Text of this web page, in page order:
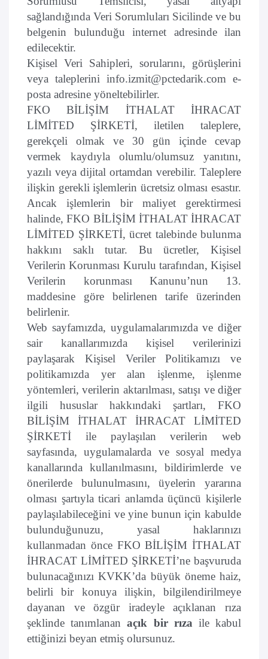
sağlandığında Veri Sorumluları Sicilinde ve bu
belgenin bulunduğu internet adresinde ilan
edilecektir.
Kişisel Veri Sahipleri, sorularını, görüşlerini
veya taleplerini info.izmit@pctedarik.com e-
posta adresine yöneltebilirler.
FKO BİLİŞİM İTHALAT İHRACAT
LİMİTED ŞİRKETİ, iletilen taleplere,
gerekçeli olmak ve 30 gün içinde cevap
vermek kaydıyla olumlu/olumsuz yanıtını,
yazılı veya dijital ortamdan verebilir. Taleplere
ilişkin gerekli işlemlerin ücretsiz olması esastır.
Ancak işlemlerin bir maliyet gerektirmesi
halinde, FKO BİLİŞİM İTHALAT İHRACAT
LİMİTED ŞİRKETİ, ücret talebinde bulunma
hakkını saklı tutar. Bu ücretler, Kişisel
Verilerin Korunması Kurulu tarafından, Kişisel
Verilerin korunması Kanunu’nun 13.
maddesine göre belirlenen tarife üzerinden
belirlenir.
Web sayfamızda, uygulamalarımızda ve diğer
sair kanallarımızda kişisel verilerinizi
paylaşarak Kişisel Veriler Politikamızı ve
politikamızda yer alan işlenme, işlenme
yöntemleri, verilerin aktarılması, satışı ve diğer
ilgili hususlar hakkındaki şartları, FKO
BİLİŞİM İTHALAT İHRACAT LİMİTED
ŞİRKETİ ile paylaşılan verilerin web
sayfasında, uygulamalarda ve sosyal medya
kanallarında kullanılmasını, bildirimlerde ve
önerilerde bulunulmasını, üyelerin yararına
olması şartıyla ticari anlamda üçüncü kişilerle
paylaşılabileceğini ve yine bunun için kabulde
bulunduğunuzu, yasal haklarınızı
kullanmadan önce FKO BİLİŞİM İTHALAT
İHRACAT LİMİTED ŞİRKETİ’ne başvuruda
bulunacağınızı KVKK’da büyük öneme haiz,
belirli bir konuya ilişkin, bilgilendirilmeye
dayanan ve özgür iradeyle açıklanan rıza
şeklinde tanımlananaçık bir rıza ile kabul
ettiğinizi beyan etmiş olursunuz.